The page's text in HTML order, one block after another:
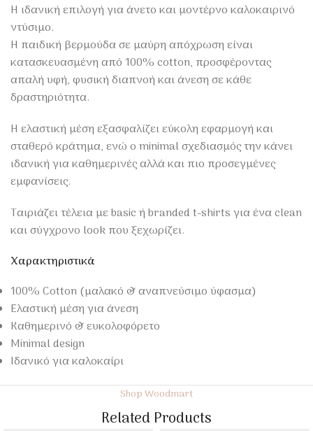
Η ιδανική επιλογή για άνετο και μοντέρνο καλοκαιρινό
ντύσιμο.
Η παιδική βερμούδα σε μαύρη απόχρωση είναι
κατασκευασμένη από 100% cotton, προσφέροντας
απαλή υφή, φυσική διαπνοή και άνεση σε κάθε
δραστηριότητα.
Η ελαστική μέση εξασφαλίζει εύκολη εφαρμογή και
σταθερό κράτημα, ενώ ο minimal σχεδιασμός την κάνει
ιδανική για καθημερινές αλλά και πιο προσεγμένες
εμφανίσεις.
Ταιριάζει τέλεια με basic ή branded t-shirts για ένα clean
και σύγχρονο look που ξεχωρίζει.
Χαρακτηριστικά
100% Cotton (μαλακό & αναπνεύσιμο ύφασμα)
Ελαστική μέση για άνεση
Καθημερινό & ευκολοφόρετο
Minimal design
Ιδανικό για καλοκαίρι
Shop Woodmart
Related Products